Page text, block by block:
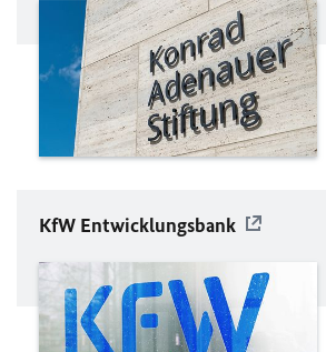
KfW Entwicklungsbank